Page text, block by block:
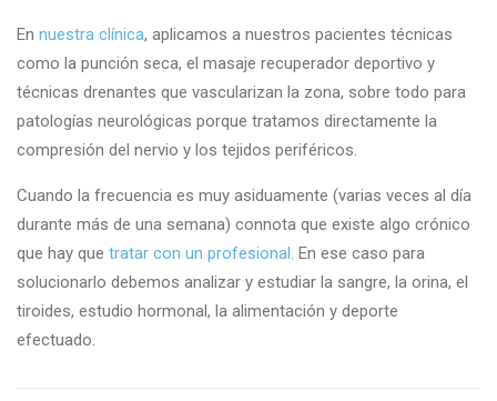
En nuestra clínica, aplicamos a nuestros pacientes técnicas
como la punción seca, el masaje recuperador deportivo y
técnicas drenantes que vascularizan la zona, sobre todo para
patologías neurológicas porque tratamos directamente la
compresión del nervio y los tejidos periféricos.
Cuando la frecuencia es muy asiduamente (varias veces al día
durante más de una semana) connota que existe algo crónico
que hay que tratar con un profesional. En ese caso para
solucionarlo debemos analizar y estudiar la sangre, la orina, el
tiroides, estudio hormonal, la alimentación y deporte
efectuado.